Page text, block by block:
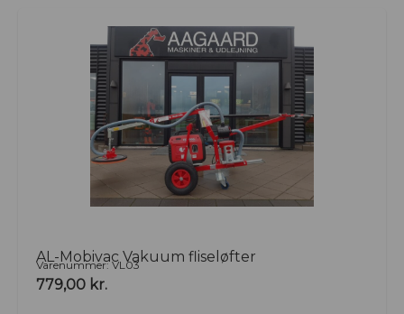
AL-Mobivac Vakuum fliseløfter
Varenummer: VL03
779,00 kr.